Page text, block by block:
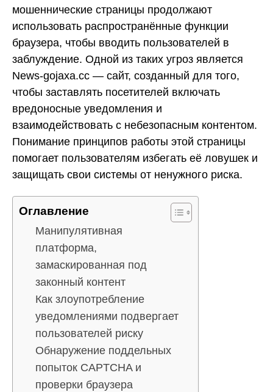
мошеннические страницы продолжают
использовать распространённые функции
браузера, чтобы вводить пользователей в
заблуждение. Одной из таких угроз является
News-gojaxa.cc — сайт, созданный для того,
чтобы заставлять посетителей включать
вредоносные уведомления и
взаимодействовать с небезопасным контентом.
Понимание принципов работы этой страницы
помогает пользователям избегать её ловушек и
защищать свои системы от ненужного риска.
Оглавление
Манипулятивная
платформа,
замаскированная под
законный контент
Как злоупотребление
уведомлениями подвергает
пользователей риску
Обнаружение поддельных
попыток CAPTCHA и
проверки браузера